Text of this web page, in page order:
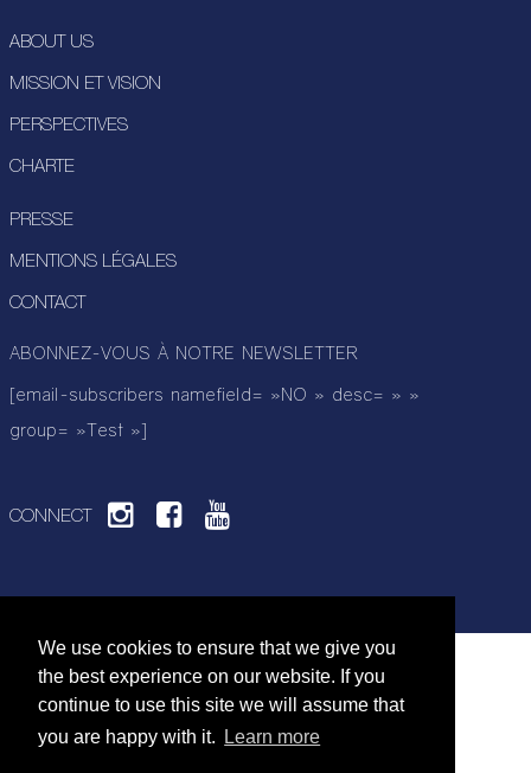
We use cookies to ensure that we give you
the best experience on our website. If you
continue to use this site we will assume that
you are happy with it.
Learn more
ABOUT US
MISSION ET VISION
PERSPECTIVES
CHARTE
PRESSE
MENTIONS LÉGALES
CONTACT
ABONNEZ-VOUS À NOTRE NEWSLETTER
[email-subscribers namefield= »NO » desc= » »
group= »Test »]
CONNECT